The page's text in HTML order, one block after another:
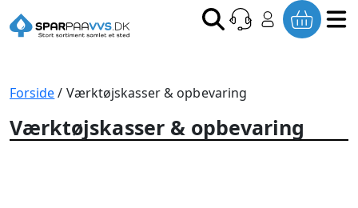
Forside/ Værktøjskasser & opbevaring
Værktøjskasser & opbevaring